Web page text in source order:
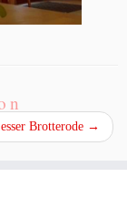
Brotterode →